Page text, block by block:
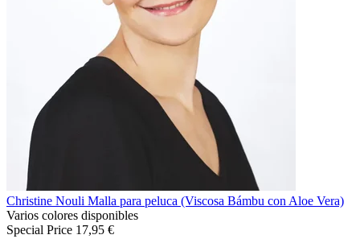
Christine Nouli Malla para peluca (Viscosa Bámbu con Aloe Vera)
Varios colores disponibles
Special Price 17,95 €